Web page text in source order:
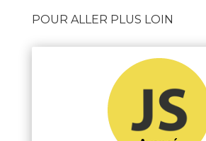
POUR ALLER PLUS LOIN